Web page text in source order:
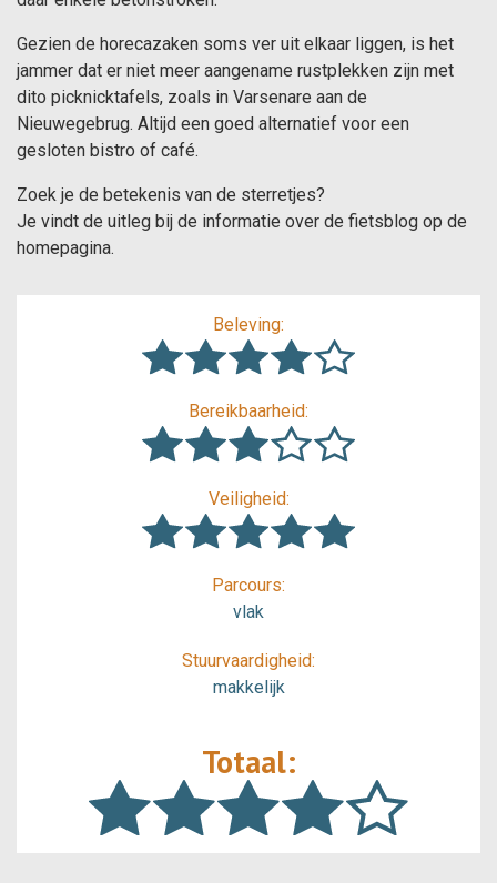
Gezien de horecazaken soms ver uit elkaar liggen, is het
jammer dat er niet meer aangename rustplekken zijn met
dito picknicktafels, zoals in Varsenare aan de
Nieuwegebrug. Altijd een goed alternatief voor een
gesloten bistro of café.
Zoek je de betekenis van de sterretjes?
Je vindt de uitleg bij de informatie over de fietsblog op de
homepagina.
Beleving:
Bereikbaarheid:
Veiligheid:
Parcours:
vlak
Stuurvaardigheid:
makkelijk
Totaal: